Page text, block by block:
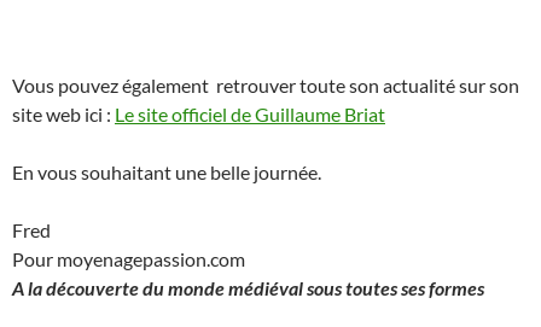
Vous pouvez également retrouver toute son actualité sur son
site web ici : Le site officiel de Guillaume Briat
En vous souhaitant une belle journée.
Fred
Pour moyenagepassion.com
A la découverte du monde médiéval sous toutes ses formes